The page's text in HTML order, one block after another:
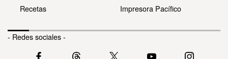
Recetas
Impresora Pacífico
- Redes sociales -